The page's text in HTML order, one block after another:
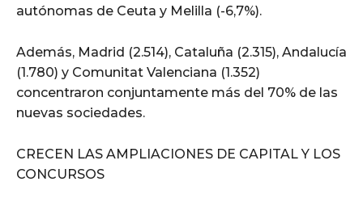
autónomas de Ceuta y Melilla (-6,7%).
Además, Madrid (2.514), Cataluña (2.315), Andalucía
(1.780) y Comunitat Valenciana (1.352)
concentraron conjuntamente más del 70% de las
nuevas sociedades.
CRECEN LAS AMPLIACIONES DE CAPITAL Y LOS
CONCURSOS